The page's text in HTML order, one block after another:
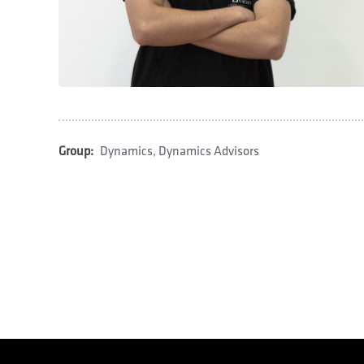
Group: Dynamics, Dynamics Advisors